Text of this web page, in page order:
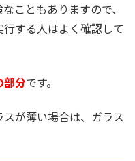
こともありますので、
する人はよく確認して
部分です。
が薄い場合は、ガラス